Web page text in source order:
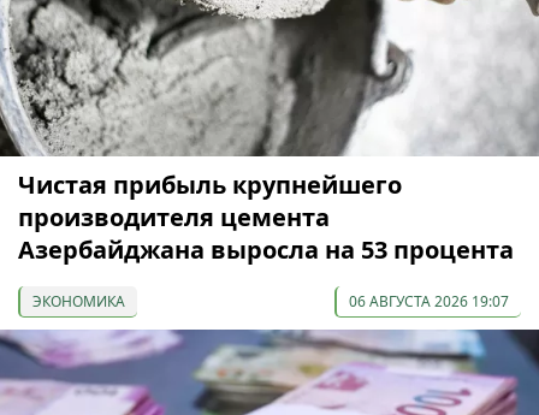
Чистая прибыль крупнейшего
производителя цемента
Азербайджана выросла на 53 процента
ЭКОНОМИКА 06 АВГУСТА 2026 19:07